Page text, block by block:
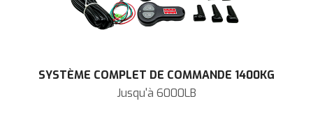
SYSTÈME COMPLET DE COMMANDE 1400KG
Jusqu'à 6000LB